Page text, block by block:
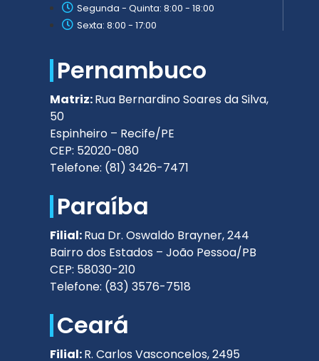
Segunda - Quinta: 8:00 - 18:00
Sexta: 8:00 - 17:00
Pernambuco
Matriz:Rua Bernardino Soares da Silva,
50
Espinheiro – Recife/PE
CEP: 52020-080
Telefone: (81) 3426-7471
Paraíba
Filial:Rua Dr. Oswaldo Brayner, 244
Bairro dos Estados – João Pessoa/PB
CEP: 58030-210
Telefone: (83) 3576-7518
Ceará
Filial:R. Carlos Vasconcelos, 2495